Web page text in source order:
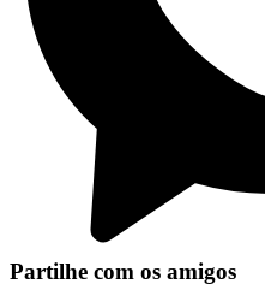
Partilhe com os amigos